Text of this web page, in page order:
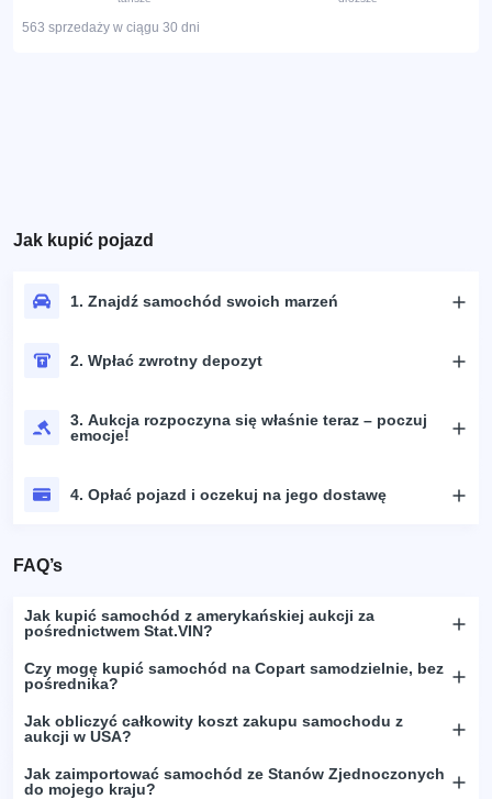
563 sprzedaży w ciągu 30 dni
Jak kupić pojazd
1. Znajdź samochód swoich marzeń
2. Wpłać zwrotny depozyt
3. Aukcja rozpoczyna się właśnie teraz – poczuj
emocje!
4. Opłać pojazd i oczekuj na jego dostawę
FAQ’s
Jak kupić samochód z amerykańskiej aukcji za
pośrednictwem Stat.VIN?
Czy mogę kupić samochód na Copart samodzielnie, bez
pośrednika?
Jak obliczyć całkowity koszt zakupu samochodu z
aukcji w USA?
Jak zaimportować samochód ze Stanów Zjednoczonych
do mojego kraju?